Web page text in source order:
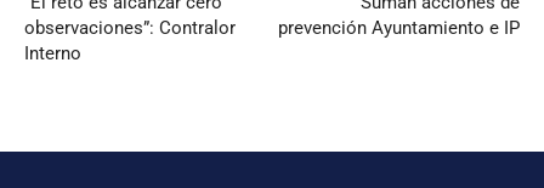
observaciones”: Contralor
Interno
prevención Ayuntamiento e IP